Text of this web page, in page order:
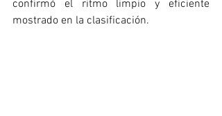
confirmó el ritmo limpio y eficiente
mostrado en la clasificación.